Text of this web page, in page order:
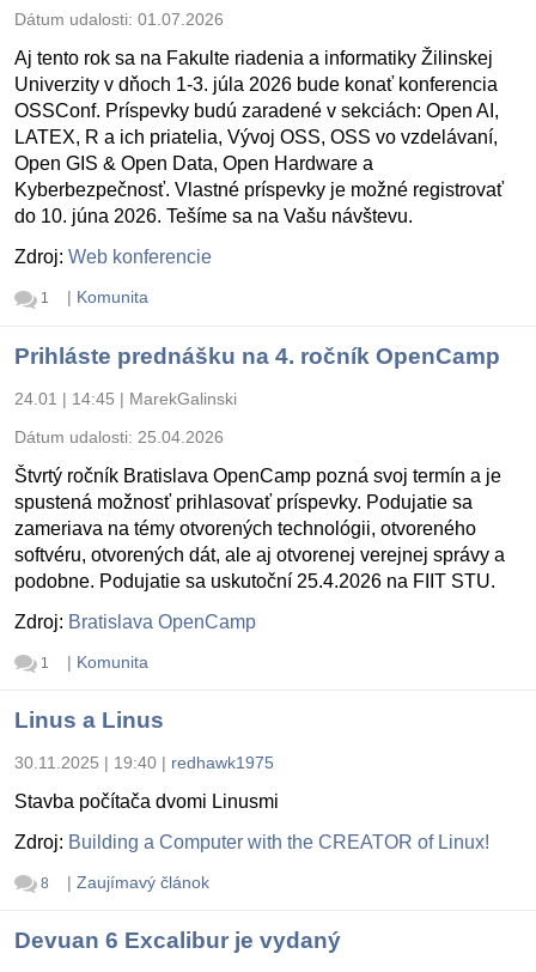
Dátum udalosti: 01.07.2026
Aj tento rok sa na Fakulte riadenia a informatiky Žilinskej
Univerzity v dňoch 1-3. júla 2026 bude konať konferencia
OSSConf. Príspevky budú zaradené v sekciách: Open AI,
LATEX, R a ich priatelia, Vývoj OSS, OSS vo vzdelávaní,
Open GIS & Open Data, Open Hardware a
Kyberbezpečnosť. Vlastné príspevky je možné registrovať
do 10. júna 2026. Tešíme sa na Vašu návštevu.
Zdroj: Web konferencie
1 | Komunita
Prihláste prednášku na 4. ročník OpenCamp
24.01 | 14:45 | MarekGalinski
Dátum udalosti: 25.04.2026
Štvrtý ročník Bratislava OpenCamp pozná svoj termín a je
spustená možnosť prihlasovať príspevky. Podujatie sa
zameriava na témy otvorených technológii, otvoreného
softvéru, otvorených dát, ale aj otvorenej verejnej správy a
podobne. Podujatie sa uskutoční 25.4.2026 na FIIT STU.
Zdroj: Bratislava OpenCamp
1 | Komunita
Linus a Linus
30.11.2025 | 19:40 | redhawk1975
Stavba počítača dvomi Linusmi
Zdroj: Building a Computer with the CREATOR of Linux!
8 | Zaujímavý článok
Devuan 6 Excalibur je vydaný